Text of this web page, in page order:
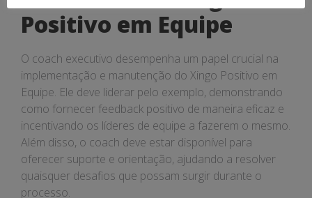
Positivo em Equipe
O coach executivo desempenha um papel crucial na
implementação e manutenção do Xingo Positivo em
Equipe. Ele deve liderar pelo exemplo, demonstrando
como fornecer feedback positivo de maneira eficaz e
incentivando os líderes de equipe a fazerem o mesmo.
Além disso, o coach deve estar disponível para
oferecer suporte e orientação, ajudando a resolver
quaisquer desafios que possam surgir durante o
processo.